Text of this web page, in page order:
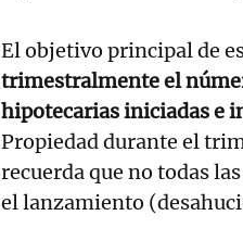
El objetivo principal de
trimestralmente el
hipotecarias iniciadas e
Propiedad durante el
recuerda que no todas
el lanzamiento